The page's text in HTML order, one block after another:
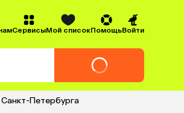
СервисыМой списокПомощьВойти
Петербурга